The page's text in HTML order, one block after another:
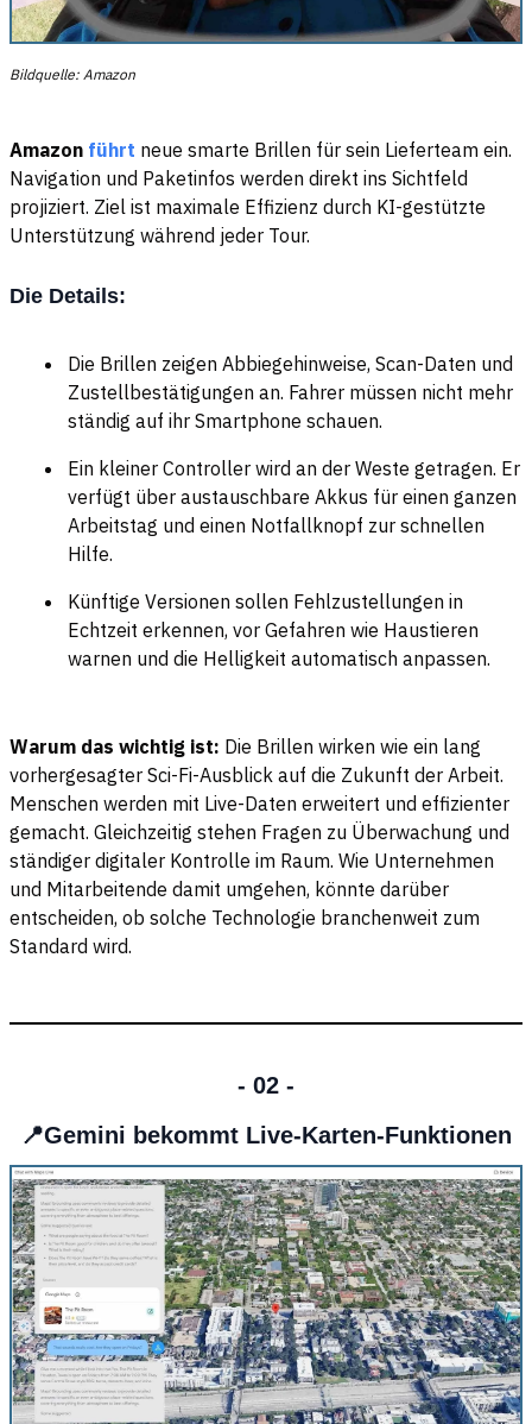
Bildquelle: Amazon
Amazon führt neue smarte Brillen für sein Lieferteam ein.
Navigation und Paketinfos werden direkt ins Sichtfeld
projiziert. Ziel ist maximale Effizienz durch KI-gestützte
Unterstützung während jeder Tour.
Die Details:
Die Brillen zeigen Abbiegehinweise, Scan-Daten und
Zustellbestätigungen an. Fahrer müssen nicht mehr
ständig auf ihr Smartphone schauen.
Ein kleiner Controller wird an der Weste getragen. Er
verfügt über austauschbare Akkus für einen ganzen
Arbeitstag und einen Notfallknopf zur schnellen
Hilfe.
Künftige Versionen sollen Fehlzustellungen in
Echtzeit erkennen, vor Gefahren wie Haustieren
warnen und die Helligkeit automatisch anpassen.
Warum das wichtig ist: Die Brillen wirken wie ein lang
vorhergesagter Sci-Fi-Ausblick auf die Zukunft der Arbeit.
Menschen werden mit Live-Daten erweitert und effizienter
gemacht. Gleichzeitig stehen Fragen zu Überwachung und
ständiger digitaler Kontrolle im Raum. Wie Unternehmen
und Mitarbeitende damit umgehen, könnte darüber
entscheiden, ob solche Technologie branchenweit zum
Standard wird.
- 02 -
📍Gemini bekommt Live-Karten-Funktionen